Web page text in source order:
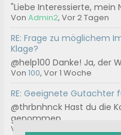
"Liebe
VonAdmin2, Vor 2 Tagen
RE: Frage zu möglichem
Klage?
@help100 Danke! Ja, der
Von100, Vor 1 Woche
RE: Geeignete Gutachter
@thrbnhnck Hast du die Kontakt Mail-Adresse
genommen...
Von